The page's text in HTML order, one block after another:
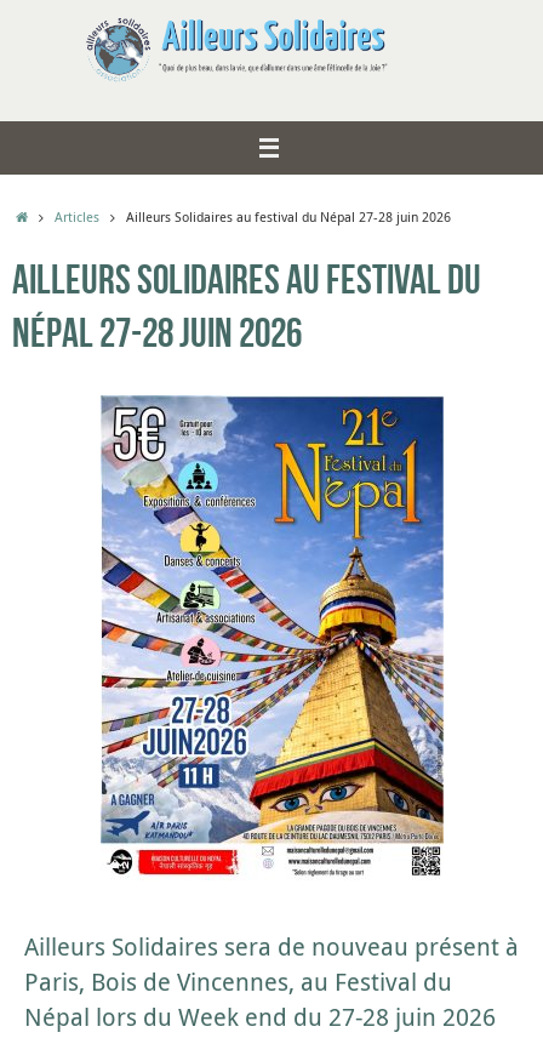
Articles Ailleurs Solidaires au festival du Népal 27-28 juin 2026
Ailleurs Solidaires au festival du
Népal 27-28 juin 2026
Ailleurs Solidaires sera de nouveau présent à
Paris, Bois de Vincennes, au Festival du
Népal lors du Week end du 27-28 juin 2026